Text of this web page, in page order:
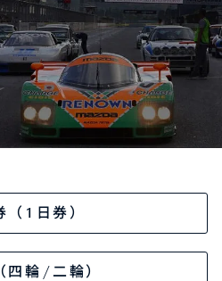
（1日券）
四輪/二輪）